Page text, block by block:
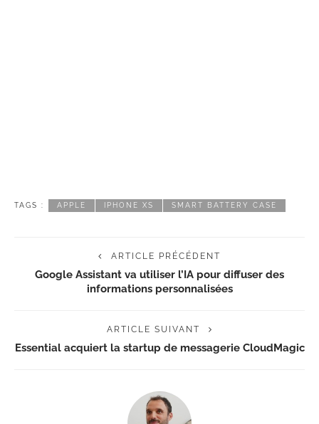
TAGS : APPLE IPHONE XS SMART BATTERY CASE
ARTICLE PRÉCÉDENT
Google Assistant va utiliser l’IA pour diffuser des
informations personnalisées
ARTICLE SUIVANT
Essential acquiert la startup de messagerie CloudMagic